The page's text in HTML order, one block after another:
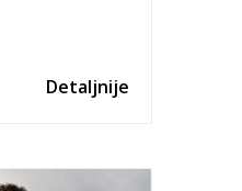
Detaljnije